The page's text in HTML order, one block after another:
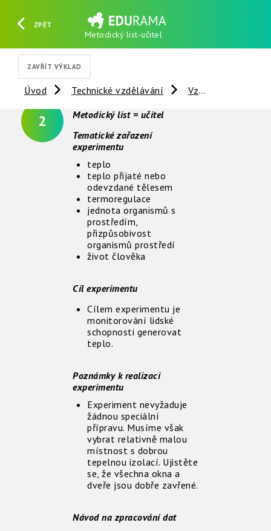
ZPĚT
Metodický list-učitel
ZAVŘÍT VÝKLAD
Úvod Technické vzdělávání Vzdálené experimenty
2
Metodický list = učitel
Tematické zařazení
experimentu
teplo
teplo přijaté nebo
odevzdané tělesem
termoregulace
jednota organismů s
prostředím,
přizpůsobivost
organismů prostředí
život člověka
Cíl experimentu
Cílem experimentu je
monitorování lidské
schopnosti generovat
teplo.
Poznámky k realizaci
experimentu
Experiment nevyžaduje
žádnou speciální
přípravu. Musíme však
vybrat relativně malou
místnost s dobrou
tepelnou izolací. Ujistěte
se, že všechna okna a
dveře jsou dobře zavřené.
Návod na zpracování dat